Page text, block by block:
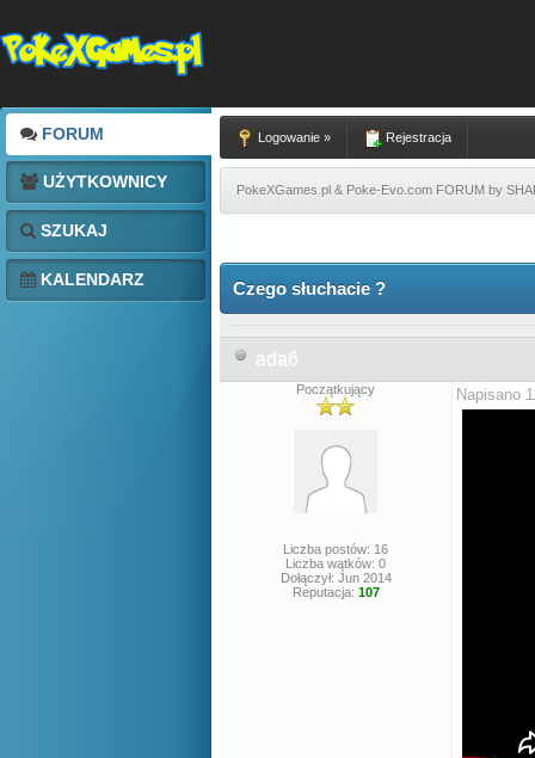
FORUM
UŻYTKOWNICY
SZUKAJ
KALENDARZ
Logowanie » Rejestracja
PokeXGames.pl & Poke-Evo.com FORUM by
Czego słuchacie ?
ada6
Początkujący
Liczba postów: 16
Liczba wątków: 0
Dołączył: Jun 2014
Reputacja: 107
Napisano